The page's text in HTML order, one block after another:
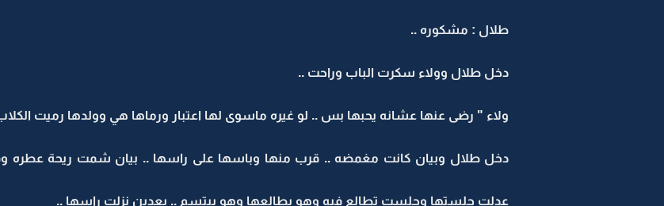
طلال : مشكوره ..
دخل طلال وولاء سكرت الباب وراحت ..
ولاء " رضى عنها عشانه يحبها بس .. لو غيره ماسوى لها اعتبار ورماها هي وولدها رميت
دخل طلال وبيان كانت مغمضه .. قرب منها وباسها على راسها .. بيان شمت ريحة عطره
عدلت جلستها وجلست تطالع فيه وهو يطالعها وهو يبتسم .. بعدين نزلت راسها ..